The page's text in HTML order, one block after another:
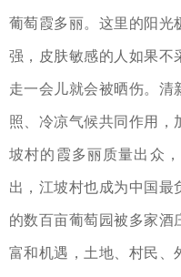
葡萄霞多丽。这里的阳光
强，皮肤敏感的人如果不
走一会儿就会被晒伤。清
照、冷凉气候共同作用，
坡村的霞多丽质量出众
出，江坡村也成为中国最
的数百亩葡萄园被多家酒
富和机遇，土地、村民、